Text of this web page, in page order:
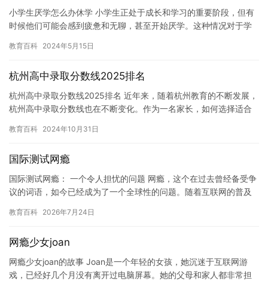
小学生厌学怎么办休学 小学生正处于成长和学习的重要阶段，但有
时候他们可能会感到疲惫和无聊，甚至开始厌学。这种情况对于学
应对…
教育百科 2024年5月15日
杭州高中录取分数线2025排名
杭州高中录取分数线2025排名 近年来，随着杭州教育的不断发展，
杭州高中录取分数线也在不断变化。作为一名家长，如何选择适合
教育百科 2024年10月31日
国际测试网瘾
国际测试网瘾： 一个令人担忧的问题 网瘾，这个在过去曾经备受争
议的词语，如今已经成为了一个全球性的问题。随着互联网的普及
网…
教育百科 2026年7月24日
网瘾少女joan
网瘾少女joan的故事 Joan是一个年轻的女孩，她沉迷于互联网游
戏，已经好几个月没有离开过电脑屏幕。她的父母和家人都非常担